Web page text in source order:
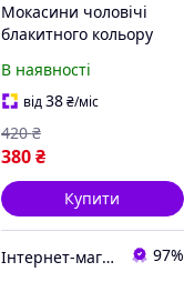
Мокасини чоловічі
блакитного кольору
В наявності
від38 ₴/міс
380 ₴
420 ₴
Купити
Інтернет-магазин Minimalka.com - мінімальні ціни на одяг та взуття, спідню білизну та інші товари 97%